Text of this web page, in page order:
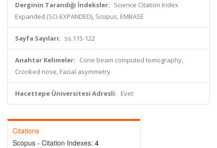
Derginin Tarandığı İndeksler: Science Citation Index
Expanded (SCI-EXPANDED), Scopus, EMBASE
Sayfa Sayıları: ss.115-122
Anahtar Kelimeler: Cone beam computed tomography,
Crooked nose, Facial asymmetry
Hacettepe Üniversitesi Adresli: Evet
Citations
Scopus - Citation Indexes: 4